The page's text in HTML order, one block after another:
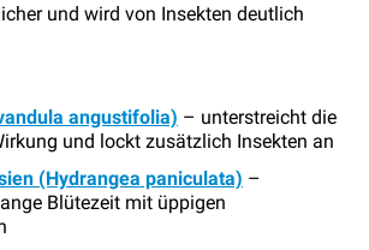
und wird von Insekten deutlich
angustifolia) – unterstreicht die
und lockt zusätzlich Insekten an
(Hydrangea paniculata) –
Blütezeit mit üppigen